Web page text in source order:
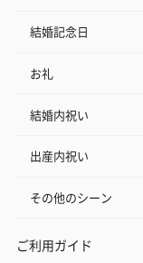
結婚記念日
お礼
結婚内祝い
出産内祝い
その他のシーン
ご利用ガイド